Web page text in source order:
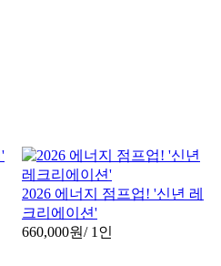
2026 에너지 점프업! '신년 레
크리에이션'
660,000원/ 1인